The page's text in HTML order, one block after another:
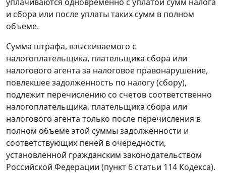
и сбора или после уплаты таких сумм в полном
объеме.
Сумма штрафа, взыскиваемого с
налогоплательщика, плательщика сбора или
налогового агента за налоговое правонарушение,
повлекшее задолженность по налогу (сбору),
подлежит перечислению со счетов соответственно
налогоплательщика, плательщика сбора или
налогового агента только после перечисления в
полном объеме этой суммы задолженности и
соответствующих пеней в очередности,
установленной гражданским законодательством
Российской Федерации (пункт 6 статьи 114 Кодекса).